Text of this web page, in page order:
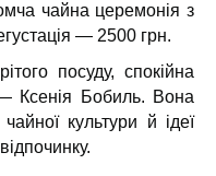
чайна церемонія з
— 2500 грн.
посуду, спокійна
Ксенія Бобиль. Вона
культури й ідеї